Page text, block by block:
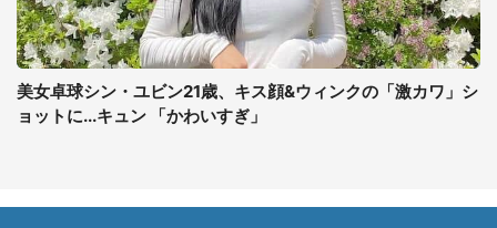
美女卓球シン・ユビン21歳、キス顔&ウィンクの「激カワ」シ
ョットに...キュン 「かわいすぎ」